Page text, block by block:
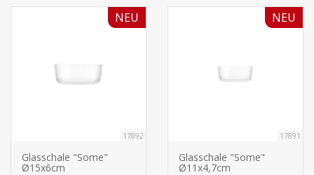
17892
Glasschale "Some"
Ø15x6cm
NEU
17891
Glasschale "Some"
Ø11x4,7cm
NEU